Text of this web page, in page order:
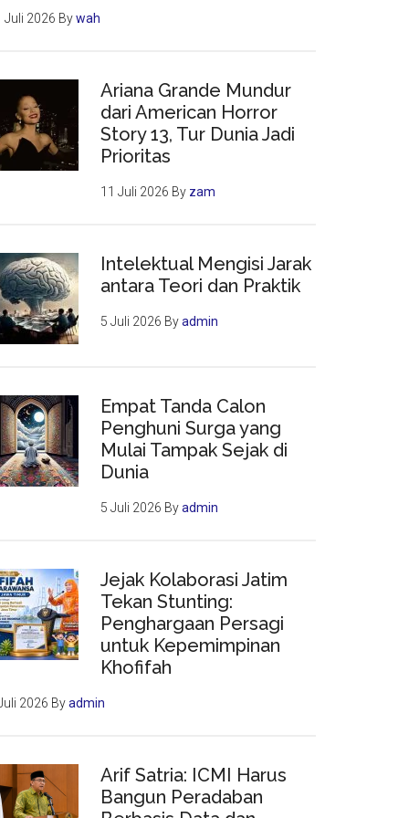
Juli 2026 Bywah
Ariana Grande Mundur
dari American Horror
Story 13, Tur Dunia Jadi
Prioritas
11 Juli 2026 By zam
Intelektual Mengisi Jarak
antara Teori dan Praktik
5 Juli 2026 Byadmin
Empat Tanda Calon
Penghuni Surga yang
Mulai Tampak Sejak di
Dunia
5 Juli 2026 Byadmin
Jejak Kolaborasi Jatim
Tekan Stunting:
Penghargaan Persagi
untuk Kepemimpinan
Khofifah
2026 Byadmin
Arif Satria: ICMI Harus
Bangun Peradaban